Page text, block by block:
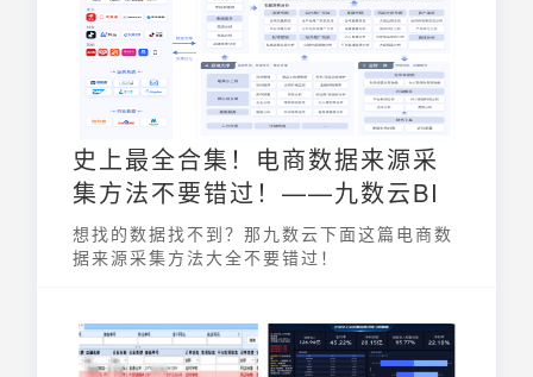
史上最全合集！电商数据来源采
集方法不要错过！——九数云BI
想找的数据找不到？那九数云下面这篇电商数
据来源采集方法大全不要错过！